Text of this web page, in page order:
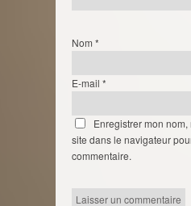
Nom *
E-mail *
Enregistrer mon
site dans le navigateur
commentaire.